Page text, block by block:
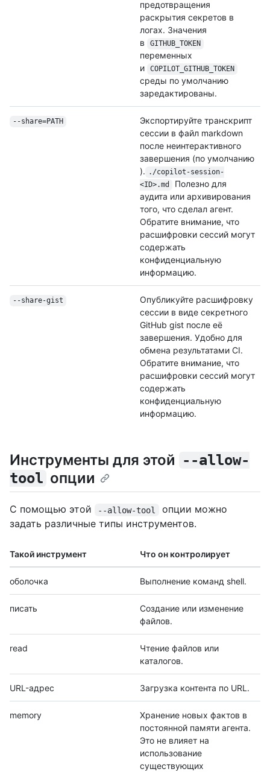
предотвращения
раскрытия секретов в
логах. Значения
в
GITHUB_TOKEN
переменных
и
COPILOT_GITHUB_ TOKEN
среды по умолчанию
заредактированы.
--share=PATH
Экспортируйте транскрипт
сессии в файл markdown
после неинтерактивного
завершения (по умолчанию
). ./copilot-session-
<ID>.md
Полезно для
аудита или архивирования
того, что сделал агент.
Обратите внимание, что
расшифровки сессий могут
содержать
конфиденциальную
информацию.
--share-gist
Опубликуйте расшифровку
сессии в виде секретного
GitHub gist после её
завершения. Удобно для
обмена результатами CI.
Обратите внимание, что
расшифровки сессий могут
содержать
конфиденциальную
информацию.
Инструменты для этой --allow-
tool опции
С помощью этой --allow-tool
опции можно
задать различные типы инструментов.
Такой инструмент Что он контролирует
оболочка Выполнение команд shell.
писать
Создание или изменение
файлов.
read
Чтение файлов или
каталогов.
URL-адрес Загрузка контента по URL.
memory
Хранение новых фактов в
постоянной памяти агента.
Это не влияет на
использование
существующих